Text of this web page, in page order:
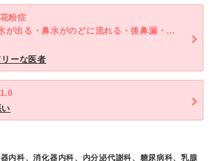
花粉症
鼻のつまり・鼻水が出る・鼻水がのどに流れる・後鼻漏・くしゃみ
ーな医者
1.0
内科、消化器内科、内分泌代謝科、糖尿病科、乳腺